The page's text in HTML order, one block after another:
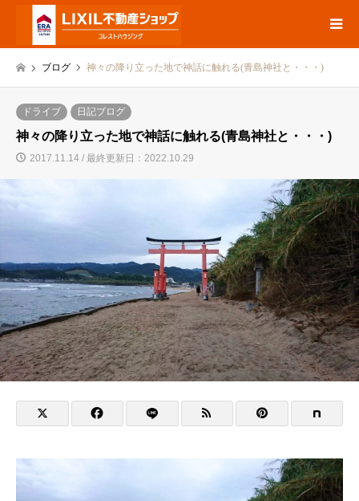
ブログ 神々の降り立った地で神話に触れる(青島神社と・・・)
ドライブ 日記ブログ
神々の降り立った地で神話に触れる(青島神社と・・・)
2017.11.14 / 最終更新日：2022.10.29